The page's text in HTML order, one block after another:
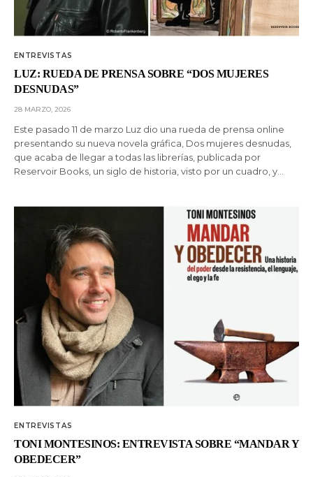
ENTREVISTAS
LUZ: RUEDA DE PRENSA SOBRE “DOS MUJERES
DESNUDAS”
28 MARZO, 2026
Este pasado 11 de marzo Luz dio una rueda de prensa online
presentando su nueva novela gráfica, Dos mujeres desnudas,
que acaba de llegar a todas las librerías, publicada por
Reservoir Books, un siglo de historia, visto por un cuadro, y…
ENTREVISTAS
TONI MONTESINOS: ENTREVISTA SOBRE “MANDAR Y
OBEDECER”